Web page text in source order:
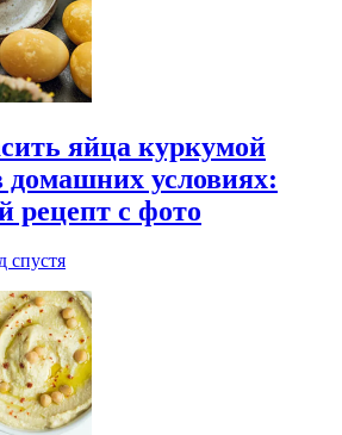
яйца куркумой
домашних условиях:
рецепт с фото
спустя